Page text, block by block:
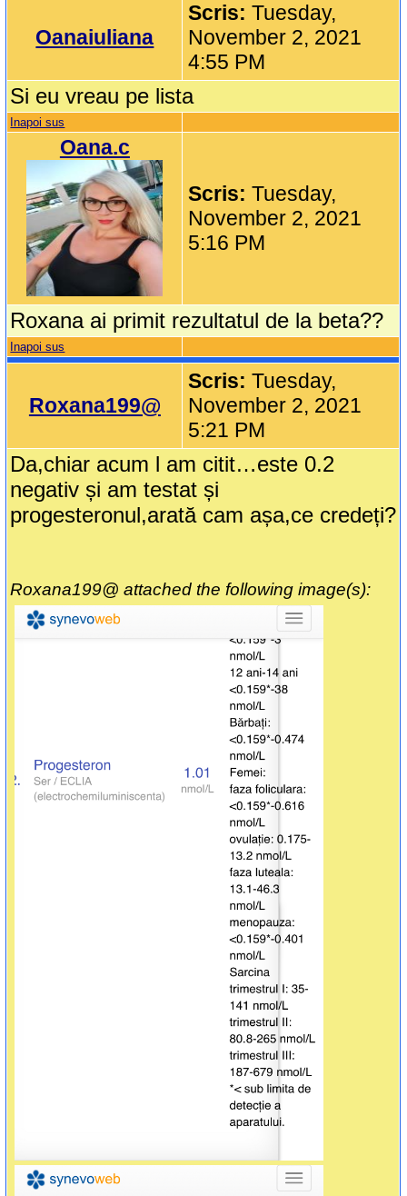
Oanaiuliana
Scris:Tuesday,
November 2, 2021
4:55 PM
Si eu vreau pe lista
Inapoi sus
Oana.c
Scris:Tuesday,
November 2, 2021
5:16 PM
Roxana ai primit rezultatul de la beta??
Inapoi sus
Roxana199@
Scris:Tuesday,
November 2, 2021
5:21 PM
Da,chiar acum l am citit…este 0.2
negativ și am testat și
progesteronul,arată cam așa,ce credeți?
Roxana199@ attached the following image(s):